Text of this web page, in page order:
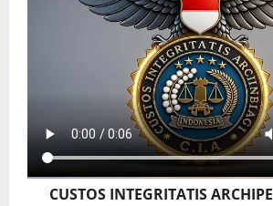
CUSTOS INTEGRITATIS